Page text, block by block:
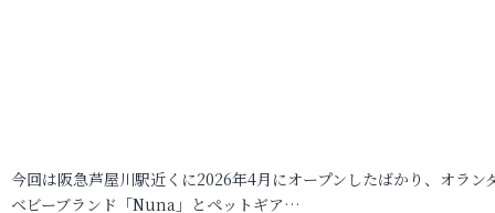
今回は阪急芦屋川駅近くに2026年4月にオープンしたばかり、オラン
ベビーブランド「Nuna」とペットギア…